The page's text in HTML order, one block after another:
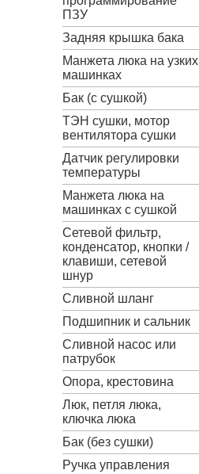
ПЗУ
Задняя крышка бака
Манжета люка на узких
машинках
Бак (с сушкой)
ТЭН сушки, мотор
вентилятора сушки
Датчик регулировки
температуры
Манжета люка на
машинках с сушкой
Сетевой фильтр,
конденсатор, кнопки /
клавиши, сетевой
шнур
Сливной шланг
Подшипник и сальник
Сливной насос или
патрубок
Опора, крестовина
Люк, петля люка,
ключка люка
Бак (без сушки)
Ручка управления